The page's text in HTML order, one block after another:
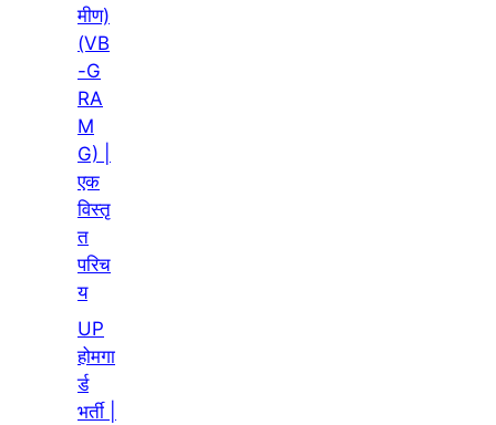
मीण)
(VB
-G
RA
M
G) |
एक
विस्तृ
त
परिच
य
UP
होमगा
र्ड
भर्ती |